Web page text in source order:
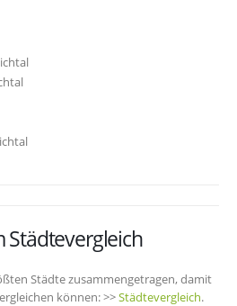
Städte zusammengetragen, damit
können: >>Städtevergleich.